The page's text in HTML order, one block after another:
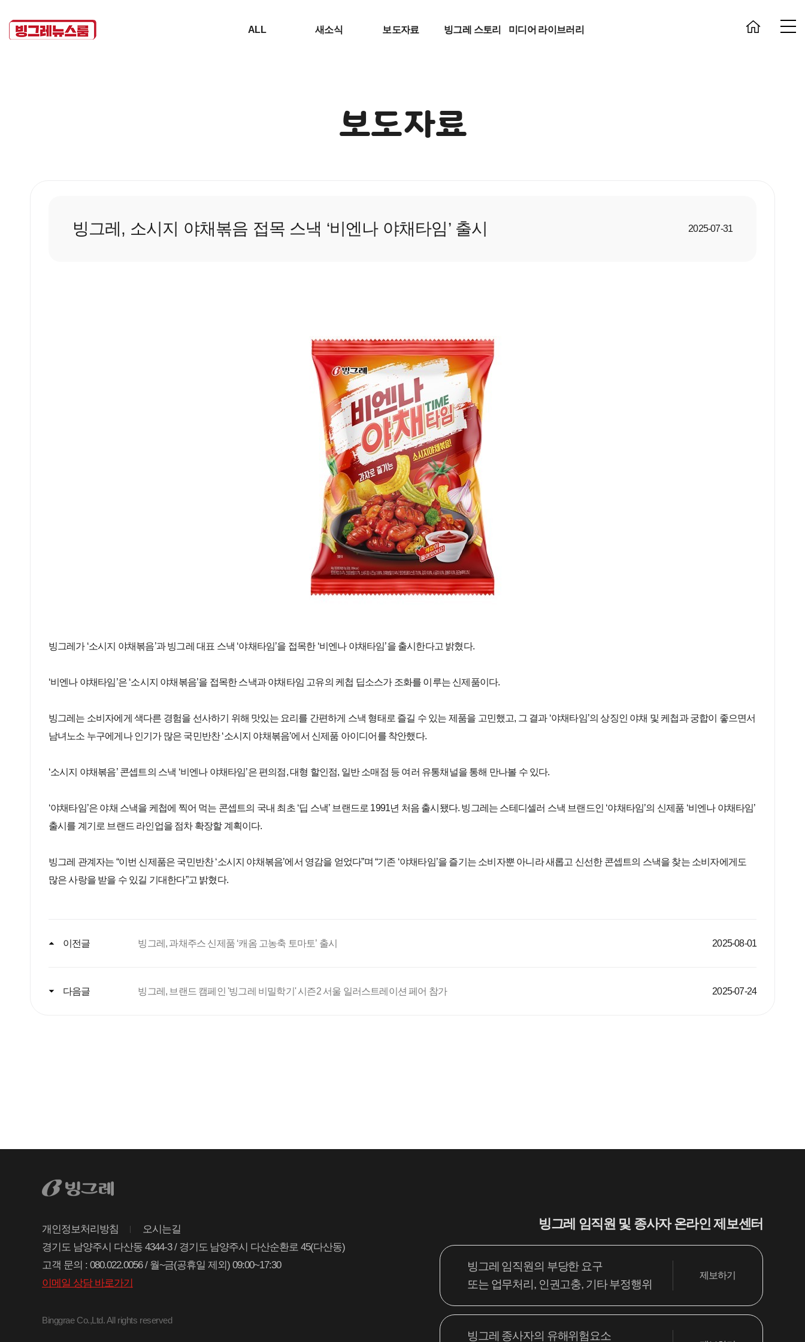
ALL 새소식 보도자료 빙그레 스토리 미디어 라이브러리
1:1문의하기
처음으로
보도자료
빙그레, 소시지 야채볶음 접목 스낵 ‘비엔나 야채타임’ 출시 2025-07-31
빙그레가 ‘소시지 야채볶음’과 빙그레 대표 스낵 ‘야채타임’을 접목한 ‘비엔나 야채타임’을 출시한다고 밝혔다.
‘비엔나 야채타임’은 ‘소시지 야채볶음’을 접목한 스낵과 야채타임 고유의 케첩 딥소스가 조화를 이루는 신제품이다.
빙그레는 소비자에게 색다른 경험을 선사하기 위해 맛있는 요리를 간편하게 스낵 형태로 즐길 수 있는 제품을 고민했고, 그 결과 ‘야채타임’의 상징인 야채 및 케첩과 궁합이 좋으면서
남녀노소 누구에게나 인기가 많은 국민반찬 ‘소시지 야채볶음’에서 신제품 아이디어를 착안했다.
‘소시지 야채볶음’ 콘셉트의 스낵 ‘비엔나 야채타임’은 편의점, 대형 할인점, 일반 소매점 등 여러 유통채널을 통해 만나볼 수 있다.
‘야채타임’은 야채 스낵을 케첩에 찍어 먹는 콘셉트의 국내 최초 ‘딥 스낵’ 브랜드로 1991년 처음 출시됐다. 빙그레는 스테디셀러 스낵 브랜드인 ‘야채타임’의 신제품 ‘비엔나 야채타임’
출시를 계기로 브랜드 라인업을 점차 확장할 계획이다.
빙그레 관계자는 “이번 신제품은 국민반찬 ‘소시지 야채볶음’에서 영감을 얻었다”며 “기존 ‘야채타임’을 즐기는 소비자뿐 아니라 새롭고 신선한 콘셉트의 스낵을 찾는 소비자에게도
많은 사랑을 받을 수 있길 기대한다”고 밝혔다.
이전글 빙그레, 과채주스 신제품 ‘캐옴 고농축 토마토’ 출시 2025-08-01
다음글 빙그레, 브랜드 캠페인 '빙그레 비밀학기' 시즌2 서울 일러스트레이션 페어 참가 2025-07-24
개인정보처리방침
오시는길
경기도 남양주시 다산동 4344-3 / 경기도 남양주시 다산순환로 45(다산동)
고객 문의 : 080.022.0056 / 월~금(공휴일 제외) 09:00~17:30
이메일 상담 바로가기
Binggrae Co.,Ltd. All rights reserved
빙그레 임직원 및 종사자 온라인 제보센터
빙그레 임직원의 부당한 요구
또는 업무처리, 인권고충, 기타 부정행위
제보하기
빙그레 종사자의 유해위험요소